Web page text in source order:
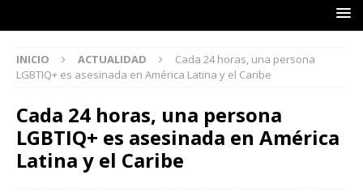
INICIO ACTUALIDAD
Cada 24 horas, una persona
LGBTIQ+ es asesinada en América Latina y el Caribe
Cada 24 horas, una persona
LGBTIQ+ es asesinada en América
Latina y el Caribe